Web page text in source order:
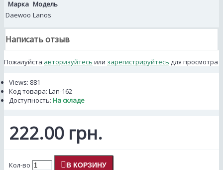
Марка Модель
Daewoo Lanos
Написать отзыв
Пожалуйста авторизуйтесь или зарегистрируйтесь для просмотра
Views: 881
Код товара: Lan-162
Доступность: На складе
222.00 грн.
Кол-во В КОРЗИНУ